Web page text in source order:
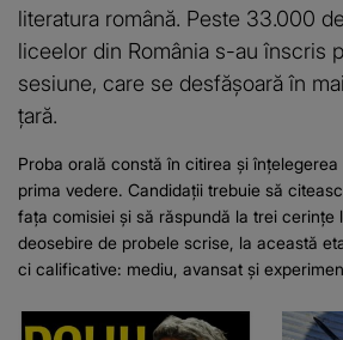
literatura română. Peste 33.000
liceelor din România s-au înscris
sesiune, care se desfășoară în
țară.
Proba orală constă în citirea și
prima vedere. Candidații trebuie să
fața comisiei și să răspundă la trei cerințe
deosebire de probele scrise, la această
ci calificative: mediu, avansat și